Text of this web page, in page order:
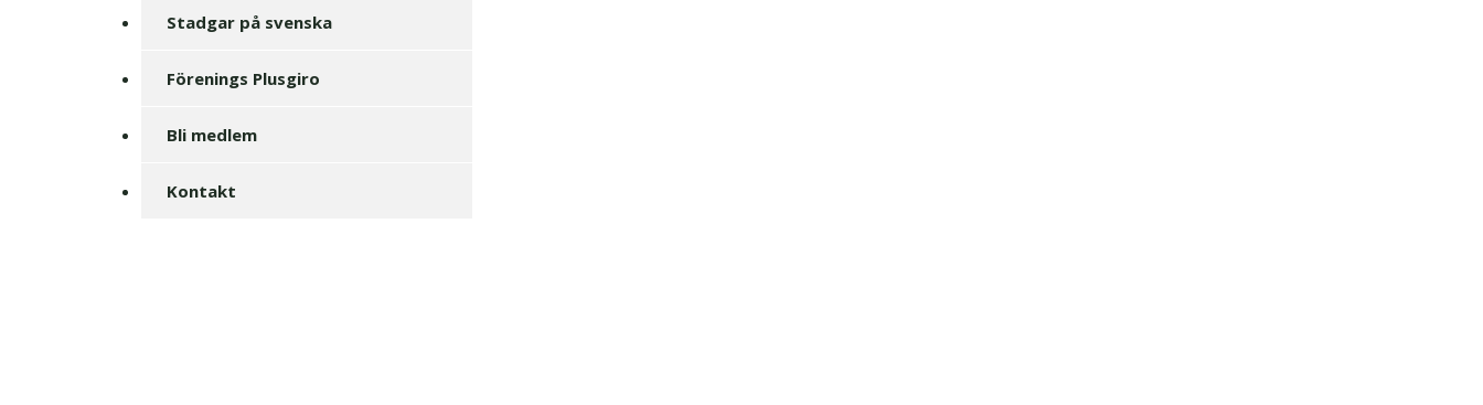
Stadgar på svenska
Förenings Plusgiro
Bli medlem
Kontakt